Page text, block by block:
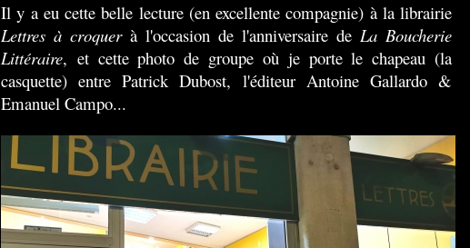
Il y a eu cette belle lecture (en excellente compagnie) à la librairie
Lettres à croquer à l'occasion de l'anniversaire de La Boucherie
Littéraire, et cette photo de groupe où je porte le chapeau (la
casquette) entre Patrick Dubost, l'éditeur Antoine Gallardo &
Emanuel Campo...